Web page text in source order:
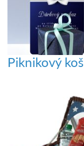
Piknikový koš